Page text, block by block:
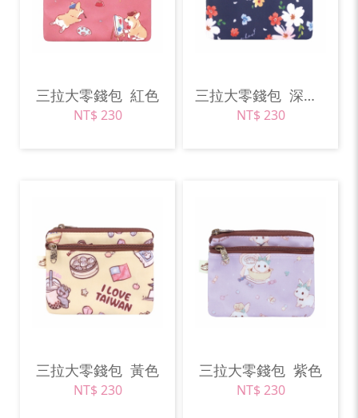
三拉大零錢包 紅色
NT$ 230
三拉大零錢包 深藍色
NT$ 230
三拉大零錢包 黃色
NT$ 230
三拉大零錢包 紫色
NT$ 230